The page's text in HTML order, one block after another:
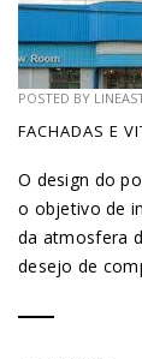
POSTED BY
FACHADAS E
O design do
o objetivo de
da atmosfera
desejo de